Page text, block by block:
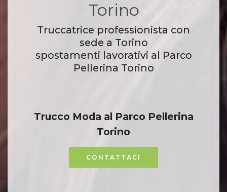
Torino
Truccatrice professionista con
sede a Torino
spostamenti lavorativi al Parco
Pellerina Torino
Trucco Moda al Parco Pellerina
Torino
CONTATTACI